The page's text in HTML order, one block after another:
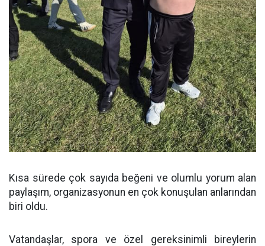
Kısa sürede çok sayıda beğeni ve olumlu yorum alan
paylaşım, organizasyonun en çok konuşulan anlarından
biri oldu.
Vatandaşlar, spora ve özel gereksinimli bireylerin